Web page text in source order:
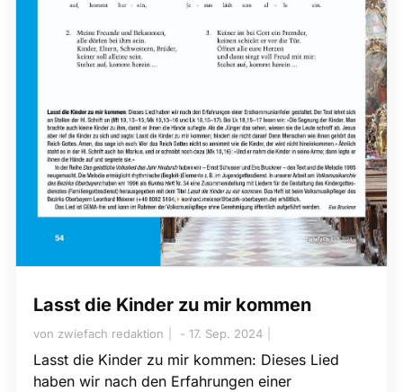
Lasst die Kinder zu mir kommen
von zwiefach redaktion 17. Sep. 2024
Lasst die Kinder zu mir kommen: Dieses Lied
haben wir nach den Erfahrungen einer